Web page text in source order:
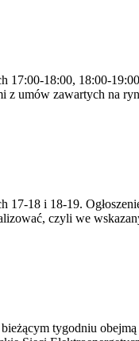
17:00-18:00, 18:00-
umów zawartych na
18 i 18-19.
czyli we
tygodniu